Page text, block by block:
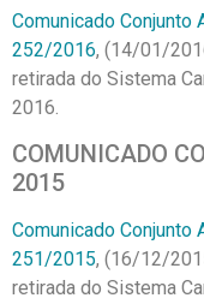
Comunicado Conjunto
252/2016, (14/01/
retirada do Sistema
2016.
COMUNICADO
2015
Comunicado Conjunto
251/2015, (16/12/
retirada do Sistema